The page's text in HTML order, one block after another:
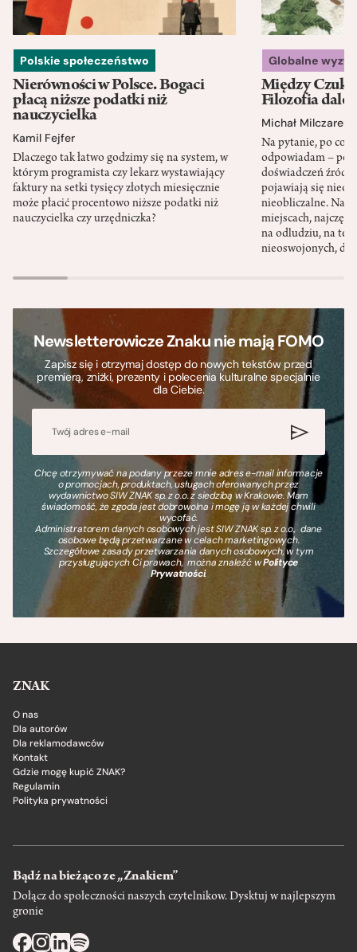
Polskie społeczeństwo
Nierówności w Polsce. Bogaci
płacą niższe podatki niż
nauczycielka
Kamil Fejfer
Dlaczego tak łatwo godzimy się na system, w
którym programista czy lekarz wystawiający
faktury na setki tysięcy złotych miesięcznie
może płacić procentowo niższe podatki niż
nauczycielka czy urzędniczka?
Globalne
Między
Filozofia
Michał Milczarek
Na pytanie, po co
odpowiadam – po
doświadczeń
pojawiają się
nieobliczalne.
miejscach,
na odludziu, na
nieoswojonych,
Newsletterowicze Znaku nie mają FOMO
Zapisz się i otrzymaj dostęp do nowych tekstów przed
premierą, zniżki, prezenty i polecenia kulturalne specjalnie
dla Ciebie.
Chcę otrzymywać na podany przeze mnie adres e-mail informacje
o promocjach, produktach, usługach oferowanych przez
wydawnictwo SIW ZNAK sp. z o.o. z siedzibą w Krakowie. Mam
świadomość, że zgoda jest dobrowolna i mogę ją w każdej chwili
wycofać.
Administratorem danych osobowych jest SIW ZNAK sp. z o.o., dane
osobowe będą przetwarzane w celach marketingowych.
Szczegółowe zasady przetwarzania danych osobowych, w tym
przysługujących Ci prawach, można znaleźć wPolityce
Prywatności.
ZNAK
O nas
Dla autorów
Dla reklamodawców
Kontakt
Gdzie mogę kupić ZNAK?
Regulamin
Polityka prywatności
Bądź na bieżąco ze „Znakiem”
Dołącz do społeczności naszych czytelnikow. Dysktuj w najlepszym
gronie